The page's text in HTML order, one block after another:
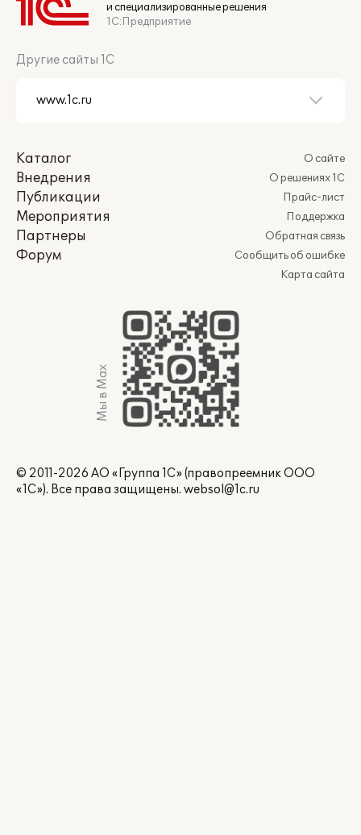
и специализированные решения
1С:Предприятие
Другие сайты 1С
Каталог
Внедрения
Публикации
Мероприятия
Партнеры
Форум
О сайте
О решениях 1С
Прайс-лист
Поддержка
Обратная связь
Сообщить об ошибке
Карта сайта
Мы в Max
© 2011-2026 АО «Группа 1С» (правопреемник ООО
«1С»). Все права защищены. websol@1c.ru